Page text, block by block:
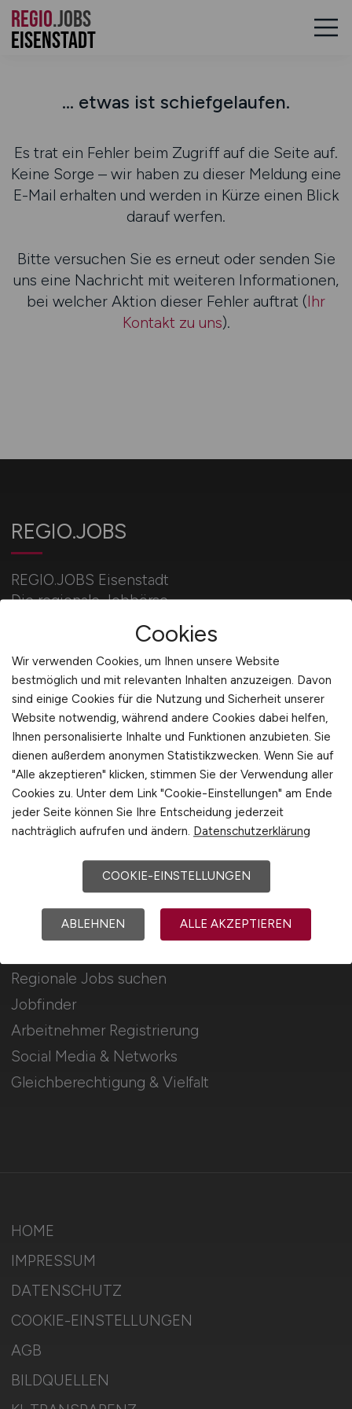
REGIO.JOBS
Eisenstadt
... etwas ist schiefgelaufen.
Es trat ein Fehler beim Zugriff auf die Seite auf.
Keine Sorge – wir haben zu dieser Meldung eine
E-Mail erhalten und werden in Kürze einen Blick
darauf werfen.
Bitte versuchen Sie es erneut oder senden Sie
uns eine Nachricht mit weiteren Informationen,
bei welcher Aktion dieser Fehler auftrat (Ihr
Kontakt zu uns).
REGIO.JOBS
REGIO.JOBS Eisenstadt
Die regionale Jobbörse.
Aktuelle Stellengebote aus deiner Stadt/Region.
Für Arbeitnehmer
Regionale Jobs suchen
Jobfinder
Arbeitnehmer Registrierung
Social Media & Networks
Gleichberechtigung & Vielfalt
Für Arbeitgeber
Stellenanzeigen schalten
Mediadaten & Konditionen
Arbeitgeber Seite
Arbeitgeber Kontakt
Karrierenetzwerk
HOME
IMPRESSUM
DATENSCHUTZ
COOKIE-EINSTELLUNGEN
AGB
BILDQUELLEN
Cookies
Wir verwenden Cookies, um Ihnen unsere Website
bestmöglich und mit relevanten Inhalten anzuzeigen. Davon
sind einige Cookies für die Nutzung und Sicherheit unserer
Website notwendig, während andere Cookies dabei helfen,
Ihnen personalisierte Inhalte und Funktionen anzubieten. Sie
dienen außerdem anonymen Statistikzwecken. Wenn Sie auf
"Alle akzeptieren" klicken, stimmen Sie der Verwendung aller
Cookies zu. Unter dem Link "Cookie-Einstellungen" am Ende
jeder Seite können Sie Ihre Entscheidung jederzeit
nachträglich aufrufen und ändern. Datenschutzerklärung
COOKIE-EINSTELLUNGEN
ABLEHNEN ALLE AKZEPTIEREN